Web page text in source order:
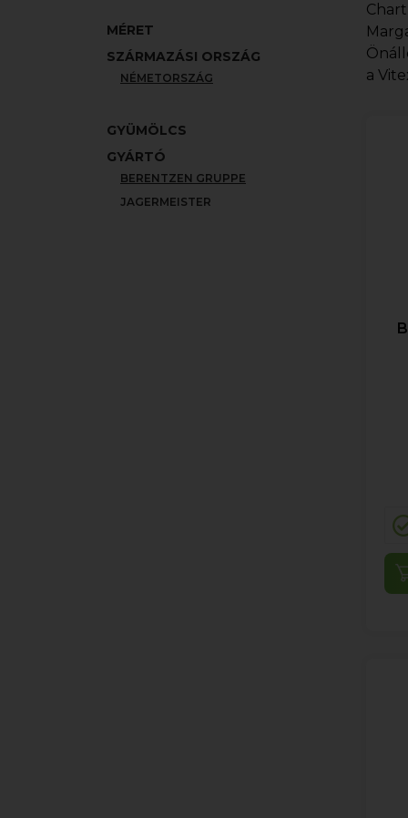
MÉRET
SZÁRMAZÁSI ORSZÁG
NÉMETORSZÁG
GYÜMÖLCS
GYÁRTÓ
BERENTZEN GRUPPE
JAGERMEISTER
a